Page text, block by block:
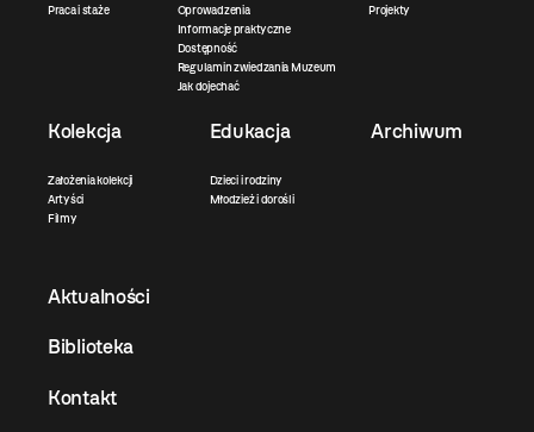
Praca i staże
Oprowadzenia
Informacje praktyczne
Dostępność
Regulamin zwiedzania Muzeum
Jak dojechać
Projekty
Kolekcja
Założenia kolekcji
Artyści
Filmy
Edukacja
Dzieci i rodziny
Młodzież i dorośli
Archiwum
Aktualności
Biblioteka
Kontakt